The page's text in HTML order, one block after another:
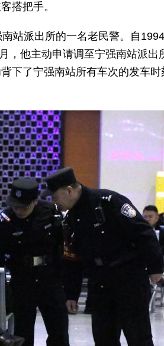
搭把手。
站派出所的一名老民警。自
，他主动申请调至宁强南站派出
下了宁强南站所有车次的发车